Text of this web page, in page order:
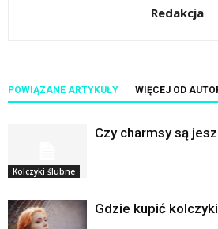
Redakcja
POWIĄZANE ARTYKUŁY WIĘCEJ OD
Kolczyki ślubne
Czy charmsy są
Gdzie kupić